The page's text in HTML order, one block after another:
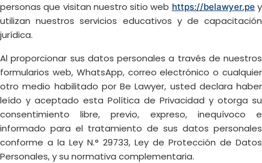
personas que visitan nuestro sitio web https://belawyer.pe y
utilizan nuestros servicios educativos y de capacitación
jurídica.
Al proporcionar sus datos personales a través de nuestros
formularios web, WhatsApp, correo electrónico o cualquier
otro medio habilitado por Be Lawyer, usted declara haber
leído y aceptado esta Política de Privacidad y otorga su
consentimiento libre, previo, expreso, inequívoco e
informado para el tratamiento de sus datos personales
conforme a la Ley N.° 29733, Ley de Protección de Datos
Personales, y su normativa complementaria.